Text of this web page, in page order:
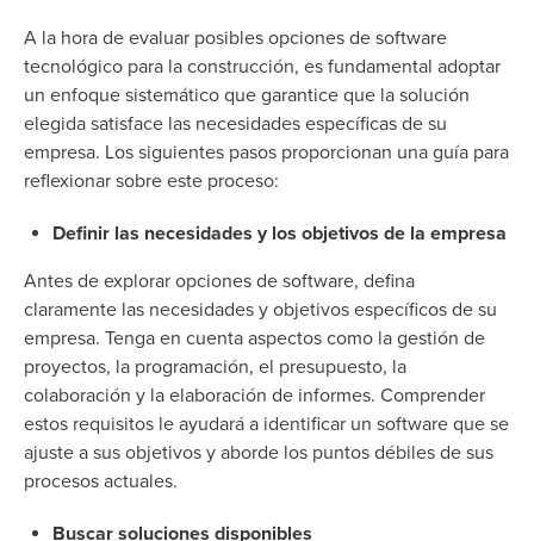
A la hora de evaluar posibles opciones de software
tecnológico para la construcción, es fundamental adoptar
un enfoque sistemático que garantice que la solución
elegida satisface las necesidades específicas de su
empresa. Los siguientes pasos proporcionan una guía para
reflexionar sobre este proceso:
Definir las necesidades y los objetivos de la empresa
Antes de explorar opciones de software, defina
claramente las necesidades y objetivos específicos de su
empresa. Tenga en cuenta aspectos como la gestión de
proyectos, la programación, el presupuesto, la
colaboración y la elaboración de informes. Comprender
estos requisitos le ayudará a identificar un software que se
ajuste a sus objetivos y aborde los puntos débiles de sus
procesos actuales.
Buscar soluciones disponibles